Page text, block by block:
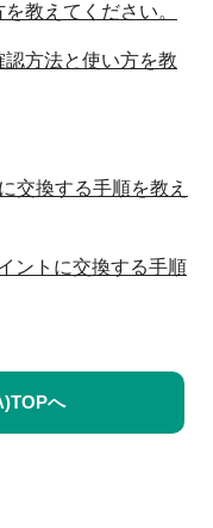
教えてください。
認方法と使い方を教
交換する手順を教え
ントに交換する手順
へ